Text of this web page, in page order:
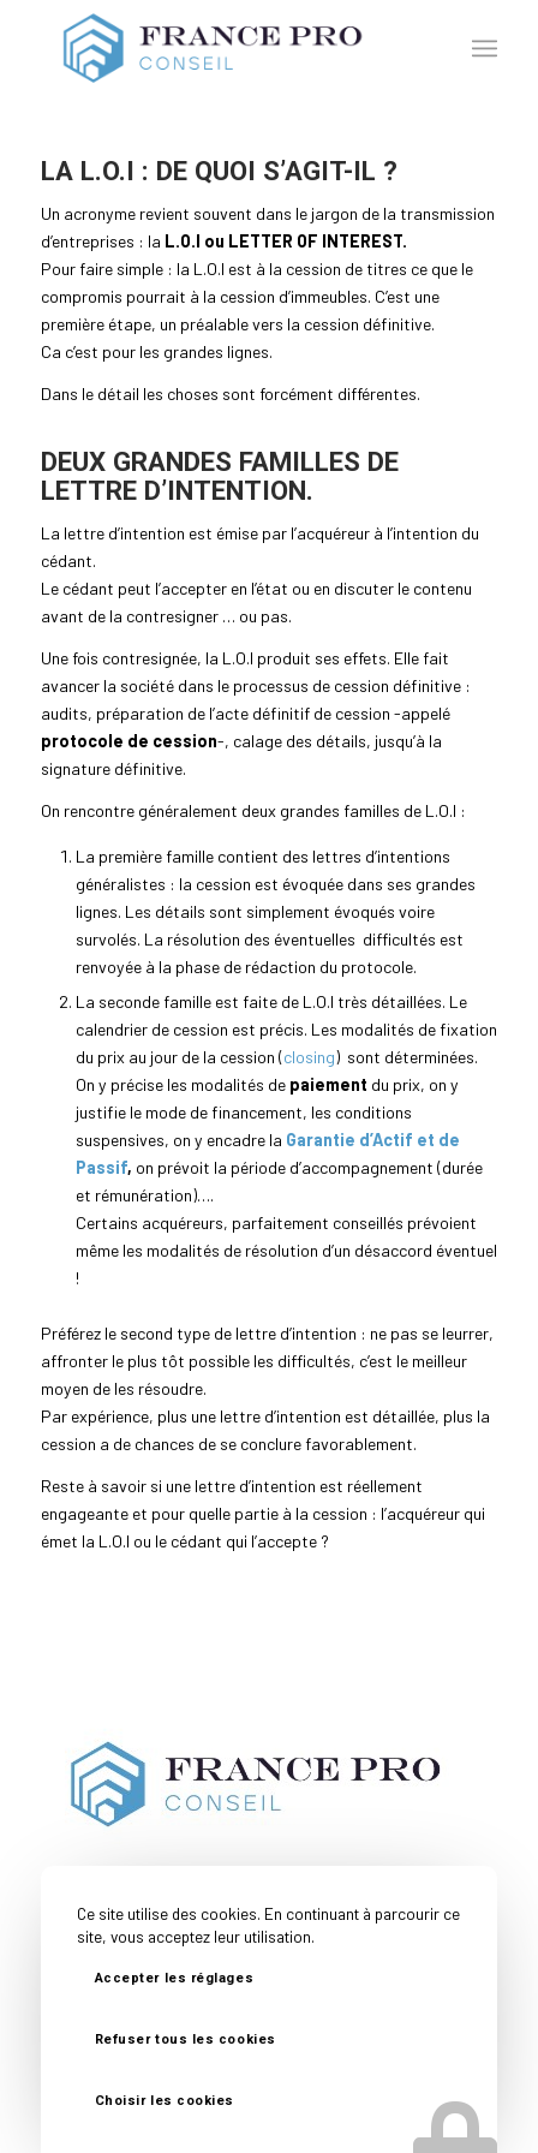
LA L.O.I : DE QUOI S’AGIT-IL ?
Un acronyme revient souvent dans le jargon de la transmission
d’entreprises : la L.O.I ou LETTER OF INTEREST.
Pour faire simple : la L.O.I est à la cession de titres ce que le
compromis pourrait à la cession d’immeubles. C’est une
première étape, un préalable vers la cession définitive.
Ca c’est pour les grandes lignes.
Dans le détail les choses sont forcément différentes.
DEUX GRANDES FAMILLES DE
LETTRE D’INTENTION.
La lettre d’intention est émise par l’acquéreur à l’intention du
cédant.
Le cédant peut l’accepter en l’état ou en discuter le contenu
avant de la contresigner … ou pas.
Une fois contresignée, la L.O.I produit ses effets. Elle fait
avancer la société dans le processus de cession définitive :
audits, préparation de l’acte définitif de cession -appelé
protocole de cession-, calage des détails, jusqu’à la
signature définitive.
On rencontre généralement deux grandes familles de L.O.I :
La première famille contient des lettres d’intentions
généralistes : la cession est évoquée dans ses grandes
lignes. Les détails sont simplement évoqués voire
survolés. La résolution des éventuelles difficultés est
renvoyée à la phase de rédaction du protocole.
La seconde famille est faite de L.O.I très détaillées. Le
calendrier de cession est précis. Les modalités de fixation
du prix au jour de la cession (closing) sont déterminées.
On y précise les modalités de paiement du prix, on y
justifie le mode de financement, les conditions
suspensives, on y encadre la Garantie d’Actif et de
Passif, on prévoit la période d’accompagnement (durée
et rémunération)….
Certains acquéreurs, parfaitement conseillés prévoient
même les modalités de résolution d’un désaccord éventuel
!
Préférez le second type de lettre d’intention : ne pas se leurrer,
affronter le plus tôt possible les difficultés, c’est le meilleur
moyen de les résoudre.
Par expérience, plus une lettre d’intention est détaillée, plus la
cession a de chances de se conclure favorablement.
Reste à savoir si une lettre d’intention est réellement
engageante et pour quelle partie à la cession : l’acquéreur qui
émet la L.O.I ou le cédant qui l’accepte ?
Ce site utilise des cookies. En continuant à parcourir ce
site, vous acceptez leur utilisation.
Accepter les réglages
Refuser tous les cookies
Choisir les cookies